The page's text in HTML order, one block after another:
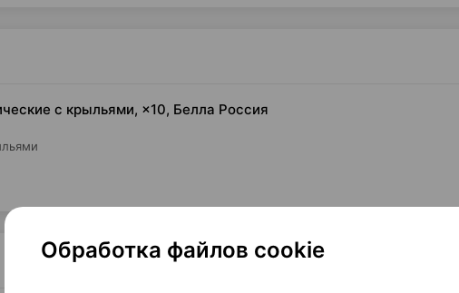
с крыльями, ×10, Белла Россия
Обработка файлов cookie